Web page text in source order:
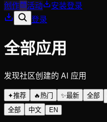
创作 活动 安装登录
登录
全部应用
发现社区创建的 AI 应用
✦推荐 🔥热门 ✨最新 全部
全部
中文 EN